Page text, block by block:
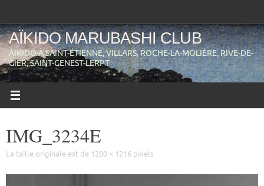
contenu
AÏKIDO MARUBASHI CLUB
AIKIDO À SAINT-ÉTIENNE, VILLARS, ROCHE-LA-MOLIÈRE, RIVE-DE-
GIER, SAINT-GENEST-LERPT
IMG_3234E
La taille originale est de 1200 × 1216 pixels